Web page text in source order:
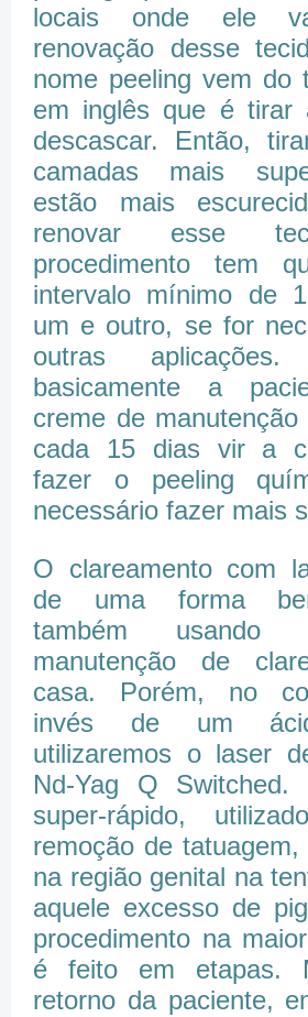
locais onde ele
renovação desse
nome peeling vem do
em inglês que é tirar
descascar. Então,
camadas mais
estão mais
renovar esse
procedimento tem
intervalo mínimo de
um e outro, se for
outras
basicamente a
creme de
cada 15 dias vir a
fazer o peeling
necessário fazer mais
O clareamento com
de uma forma
também usando
manutenção de
casa. Porém, no
invés de um
utilizaremos o laser
Nd-Yag Q
super-rápido,
remoção de
na região genital na
aquele excesso de
procedimento na
é feito em etapas.
retorno da paciente,